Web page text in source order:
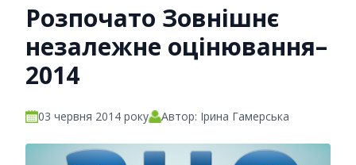
Розпочато Зовнішнє
незалежне оцінювання–
2014
03 червня 2014 року Автор: Ірина Гамерська